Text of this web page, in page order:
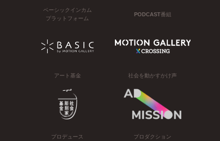
ベーシックインカム
プラットフォーム
PODCAST番組
アート基金 社会を動かすかけ声
プロデュース プロダクション